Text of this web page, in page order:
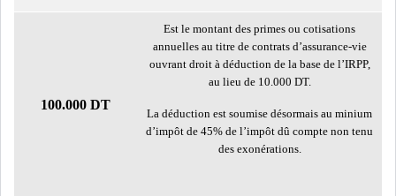
DISTRIBUTION
AUTOMOBILE
IMMOBILIER
INDUSTRIEL
100.000 DT
Est le montant des primes ou cotisations
annuelles au titre de contrats d’assurance-vie
ouvrant droit à déduction de la base de l’IRPP,
au lieu de 10.000 DT.
La déduction est soumise désormais au minium
d’impôt de 45% de l’impôt dû compte non tenu
des exonérations.